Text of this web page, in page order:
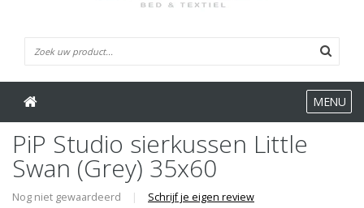
MENU
PiP Studio sierkussen Little
Swan (Grey) 35x60
Nog niet gewaardeerd | Schrijf je eigen review